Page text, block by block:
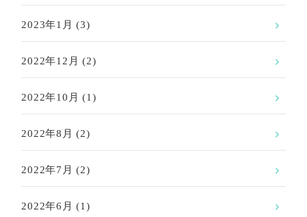
2023年1月 (3)
2022年12月 (2)
2022年10月 (1)
2022年8月 (2)
2022年7月 (2)
2022年6月 (1)